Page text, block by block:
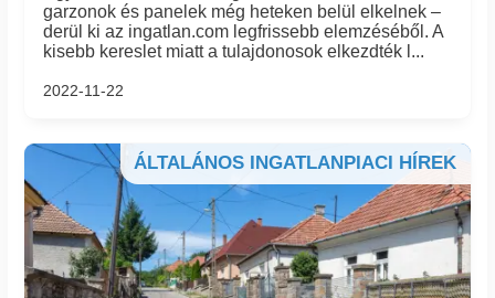
garzonok és panelek még heteken belül elkelnek –
derül ki az ingatlan.com legfrissebb elemzéséből. A
kisebb kereslet miatt a tulajdonosok elkezdték l...
2022-11-22
ÁLTALÁNOS INGATLANPIACI HÍREK